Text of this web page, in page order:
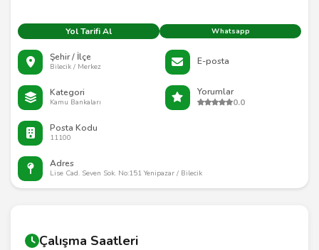
Yol Tarifi Al Whatsapp
Şehir / İlçe
Bilecik / Merkez E-posta
Kategori
Kamu Bankaları
Yorumlar
0.0
Posta Kodu
11100
Adres
Lise Cad. Seven Sok. No:151 Yenipazar / Bilecik
Çalışma Saatleri